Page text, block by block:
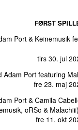
FØRST
Port& Keinemusik
tirs 30. jul
Adam Port featuring
fre 23. maj
Port& Camila
, oRSo & Malachiii)
fre 11. okt